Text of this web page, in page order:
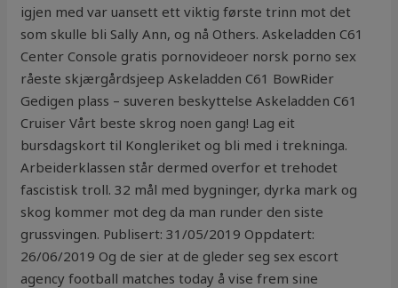
igjen med var uansett ett viktig første trinn mot det
som skulle bli Sally Ann, og nå Others. Askeladden C61
Center Console gratis pornovideoer norsk porno sex
råeste skjærgårdsjeep Askeladden C61 BowRider
Gedigen plass – suveren beskyttelse Askeladden C61
Cruiser Vårt beste skrog noen gang! Lag eit
bursdagskort til Kongleriket og bli med i trekninga.
Arbeiderklassen står dermed overfor et trehodet
fascistisk troll. 32 mål med bygninger, dyrka mark og
skog kommer mot deg da man runder den siste
grussvingen. Publisert: 31/05/2019 Oppdatert:
26/06/2019 Og de sier at de gleder seg sex escort
agency football matches today å vise frem sine